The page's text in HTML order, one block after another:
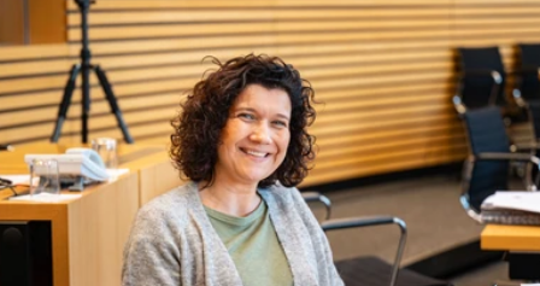
FRAKTION
PRESSE
KONTAKT